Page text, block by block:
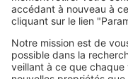
SeLoger c'est aussi